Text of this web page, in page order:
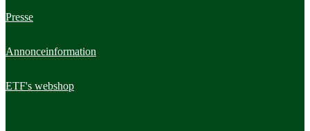
Presse
Annonceinformation
ETF's webshop